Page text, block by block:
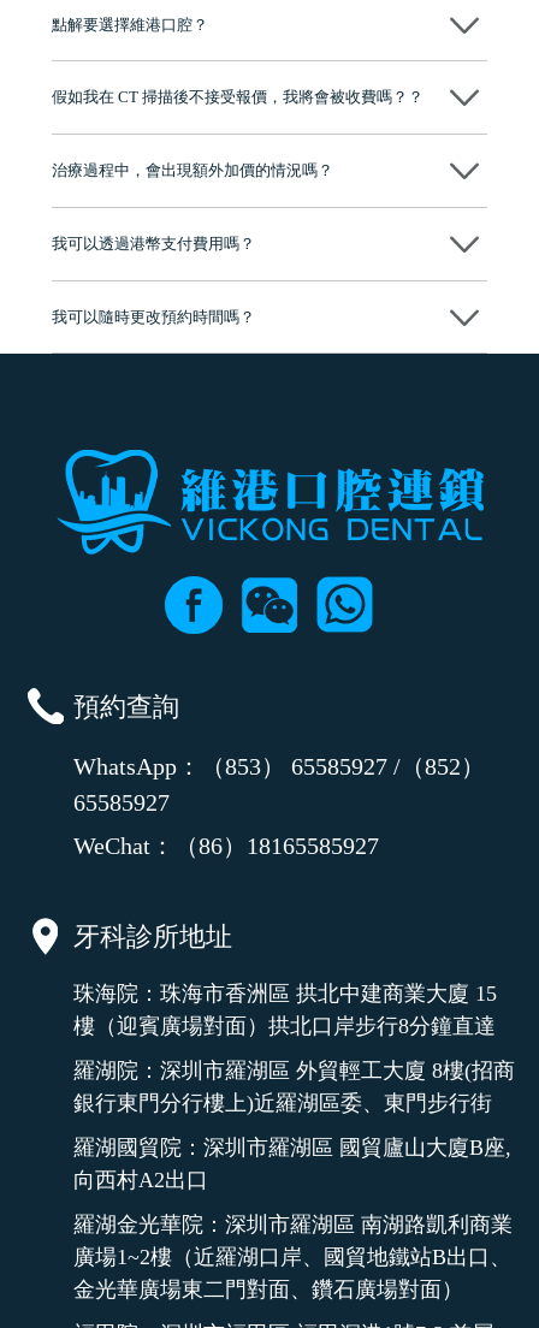
作，會最大化避免一切副作用。
點解要選擇維港口腔？
維港口腔踐行「醫道濟世」的大學校訓，各分院匯聚來自香港、內地的
牌」、「2025香港企業領袖品牌」，是諾貝爾種植系統全球放心植牙中
至今已服務超過三十個國家和地區的顧客，受到粵港澳大灣區及周邊城
市市民極高的口碑評價及信任推薦 珠海、深圳設有八大分院，香港亦設
有咨詢及服務保障中心，有任何問題都可以隨時預約免費咨詢，讓人十
假如我在 CT 掃描後不接受報價，我將會被收費嗎？？
治療過程中，會出現額外加價的情況嗎？
我可以透過港幣支付費用嗎？
我可以隨時更改預約時間嗎？
可以，請盡早通過wechat或whatsapp聯絡我們，告知我們你原本預約的
預約查詢
WhatsApp：（853） 65585927 /（852）
65585927
WeChat：（86）18165585927
牙科診所地址
珠海院：珠海市香洲區 拱北中建商業大廈 15
樓（迎賓廣場對面）拱北口岸步行8分鐘直達
羅湖院：深圳市羅湖區 外貿輕工大廈 8樓(招商
銀行東門分行樓上)近羅湖區委、東門步行街
羅湖國貿院：深圳市羅湖區 國貿廬山大廈B座,
向西村A2出口
羅湖金光華院：深圳市羅湖區 南湖路凱利商業
廣場1~2樓（近羅湖口岸、國貿地鐵站B出口、
金光華廣場東二門對面、鑽石廣場對面）